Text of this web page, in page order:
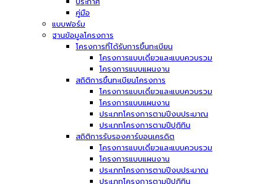
คู่มือ
แบบฟอร์ม
ฐานข้อมูลโครงการ
โครงการที่ได้รับการขึ้นทะเบียน
โครงการแบบเดี่ยวและแบบควบรวม
โครงการแบบแผนงาน
สถิติการขึ้นทะเบียนโครงการ
โครงการแบบเดี่ยวและแบบควบรวม
โครงการแบบแผนงาน
ประเภทโครงการตามปีงบประมาณ
ประเภทโครงการตามปีปฏิทิน
สถิติการรับรองคาร์บอนเครดิต
โครงการแบบเดี่ยวและแบบควบรวม
โครงการแบบแผนงาน
ประเภทโครงการตามปีงบประมาณ
ประเภทโครงการตามปีปฏิทิน